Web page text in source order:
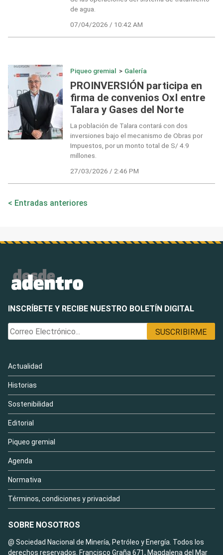
de agua.
07/04/2026 / 10:42 AM
Piqueo gremial > Galería
PROINVERSIÓN participa en
firma de convenios OxI entre
Talara y Gases del Norte
La población de Talara contará con dos
inversiones bajo el mecanismo de Obras por
Impuestos, por un monto total de S/ 4.9
millones.
27/03/2026 / 2:46 PM
Navegación
Entradas anteriores
INSCRÍBETE Y RECIBE NUESTRO BOLETÍN DIGITAL
Actualidad
Historias
Sostenibilidad
Editorial
Piqueo gremial
Agenda
Normativa
Términos, condiciones y privacidad
SOBRE NOSOTROS
@ Sociedad Nacional de Minería, Petróleo y Energía. Todos los
derechos reservados. Francisco Graña 671, Magdalena del Mar